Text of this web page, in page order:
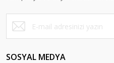
SOSYAL MEDYA